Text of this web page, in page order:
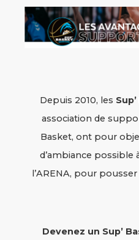
Depuis 2010, les
association de
Basket, ont pour
d’ambiance possible
l’ARENA, pour
Devenez un Sup’